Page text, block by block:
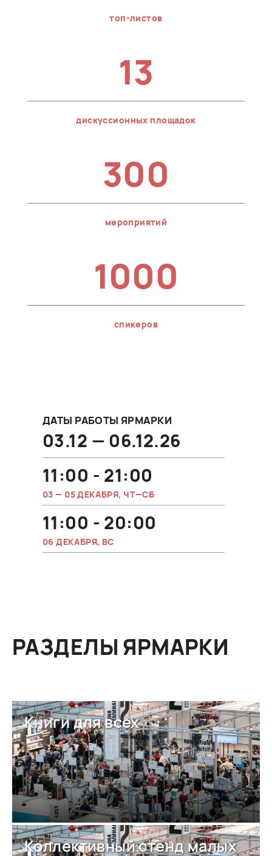
топ-листов
13
дискуссионных площадок
300
мероприятий
1000
спикеров
ДАТЫ РАБОТЫ ЯРМАРКИ
03.12 — 06.12.26
11:00 - 21:00
03 — 05 ДЕКАБРЯ, ЧТ—СБ
11:00 - 20:00
06 ДЕКАБРЯ, ВС
РАЗДЕЛЫ ЯРМАРКИ
Книги для всех
Коллективный стенд малых